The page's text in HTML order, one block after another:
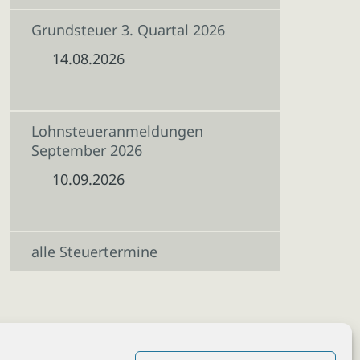
Grundsteuer 3. Quartal 2026
14.08.2026
Lohnsteueranmeldungen
September 2026
10.09.2026
alle Steuertermine